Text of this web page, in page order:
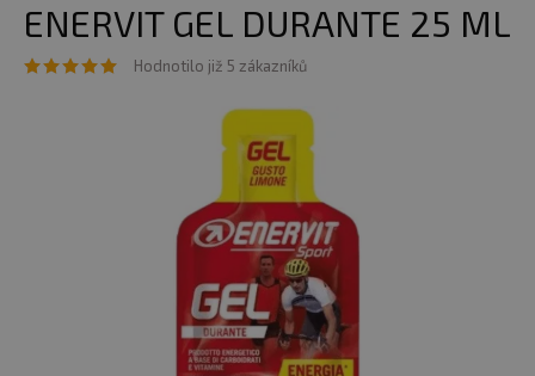
ENERVIT GEL DURANTE 25 ML
Hodnotilo již 5 zákazníků